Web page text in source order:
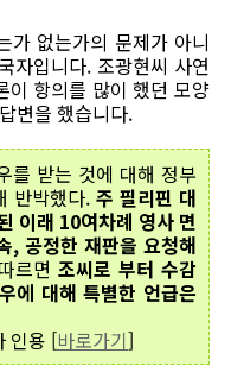
가 없는가의 문제가 아니
자입니다. 조광현씨 사연
이 항의를 많이 했던 모양
변을 했습니다.
를 받는 것에 대해 정부
반박했다. 주 필리핀 대
이래 10여차례 영사 면
, 공정한 재판을 요청해
르면조씨로 부터 수감
에 대해 특별한 언급은
인용 [바로가기]